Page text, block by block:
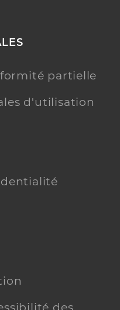
partielle
d'utilisation
des